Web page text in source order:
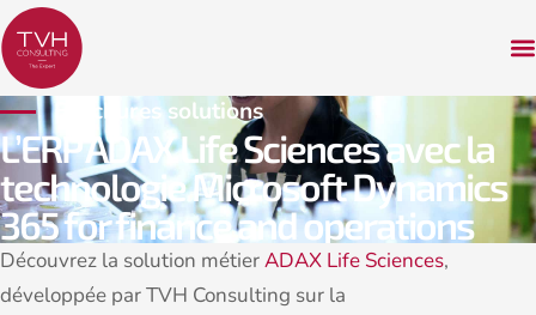
Brochures solutions
L’ERP ADAX Life Sciences avec la
technologie Microsoft Dynamics
365 for finance and operations
Découvrez la solution métierADAX Life Sciences,
développée par TVH Consulting sur la